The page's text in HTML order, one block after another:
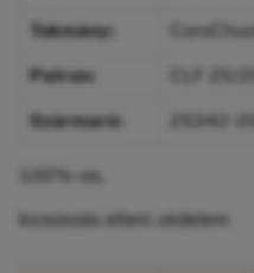
Tokmány:
Patron:
Szármaró:
2S342-
100%-os,
kicsúszás elleni védelem